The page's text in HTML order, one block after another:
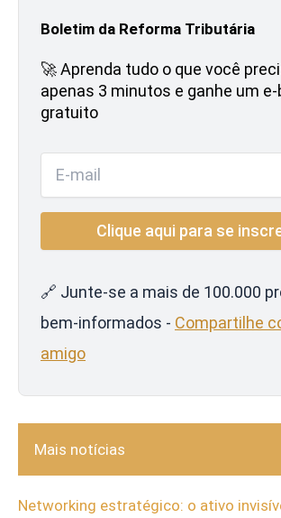
Boletim da Reforma Tributária
🚀 Aprenda tudo o que você
apenas 3 minutos e ganhe um
gratuito
🔗 Junte-se a mais de 100.000
bem-informados - Compartilhe
amigo
Mais notícias
Networking estratégico: o ativo